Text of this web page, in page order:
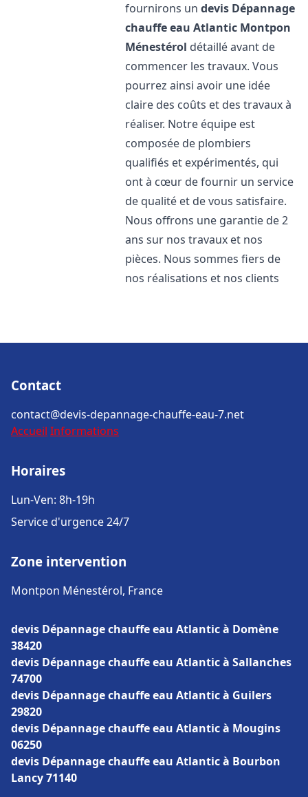
fournirons undevis Dépannage
chauffe eau Atlantic Montpon
Ménestérol détaillé avant de
commencer les travaux. Vous
pourrez ainsi avoir une idée
claire des coûts et des travaux à
réaliser. Notre équipe est
composée de plombiers
qualifiés et expérimentés, qui
ont à cœur de fournir un service
de qualité et de vous satisfaire.
Nous offrons une garantie de 2
ans sur nos travaux et nos
pièces. Nous sommes fiers de
nos réalisations et nos clients
Contact
contact@devis-depannage-chauffe-eau-7.net
Accueil Informations
Horaires
Lun-Ven: 8h-19h
Service d'urgence 24/7
Zone intervention
Montpon Ménestérol, France
devis Dépannage chauffe eau Atlantic à Domène
38420
devis Dépannage chauffe eau Atlantic à Sallanches
74700
devis Dépannage chauffe eau Atlantic à Guilers
29820
devis Dépannage chauffe eau Atlantic à Mougins
06250
devis Dépannage chauffe eau Atlantic à Bourbon
Lancy 71140